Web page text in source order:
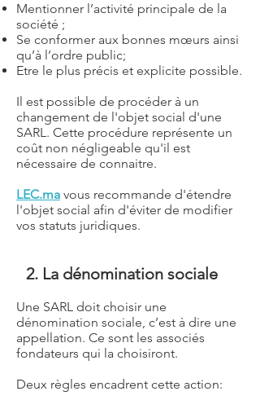
Mentionner l’activité principale de la
société ;
Se conformer aux bonnes mœurs ainsi
qu’à l’ordre public;
Etre le plus précis et explicite possible.
Il est possible de procéder à un
changement de l'objet social d'une
SARL. Cette procédure représente un
coût non négligeable qu'il est
nécessaire de connaitre.
LEC.ma vous recommande d'étendre
l'objet social afin d'éviter de modifier
vos statuts juridiques.
2. La dénomination sociale
Une SARL doit choisir une
dénomination sociale, c’est à dire une
appellation. Ce sont les associés
fondateurs qui la choisiront.
Deux règles encadrent cette action: